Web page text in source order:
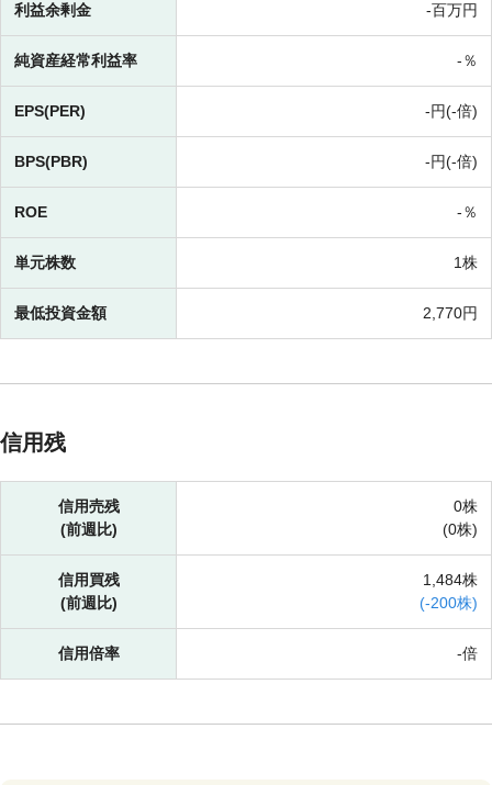
利益余剰金 -百万円
純資産経常利益率 -％
EPS(PER) -円(-倍)
BPS(PBR) -円(-倍)
ROE -％
単元株数 1株
最低投資金額 2,770円
信用残
信用売残
(前週比)
0株
(0株)
信用買残
(前週比)
1,484株
(-200株)
信用倍率 -倍